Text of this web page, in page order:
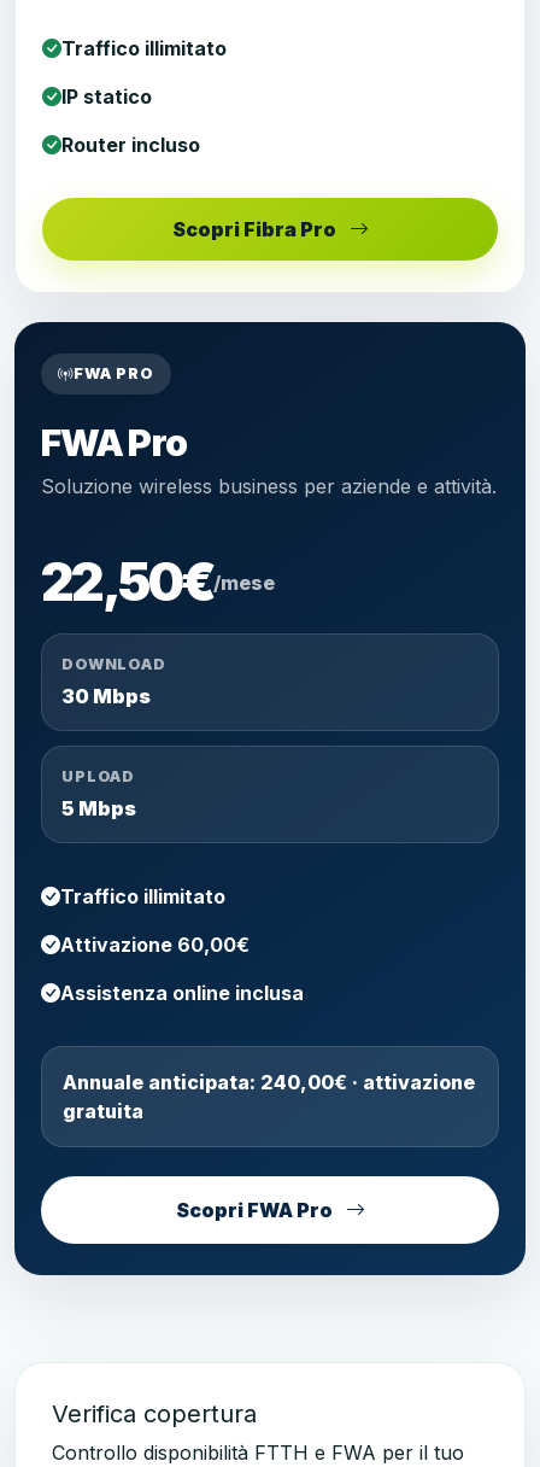
Traffico illimitato
IP statico
Router incluso
Scopri Fibra Pro
FWA PRO
FWA Pro
Soluzione wireless business per aziende e attività.
22,50€/mese
DOWNLOAD
30 Mbps
UPLOAD
5 Mbps
Traffico illimitato
Attivazione 60,00€
Assistenza online inclusa
Annuale anticipata: 240,00€ · attivazione
gratuita
Scopri FWA Pro
Verifica copertura
Controllo disponibilità FTTH e FWA per il tuo